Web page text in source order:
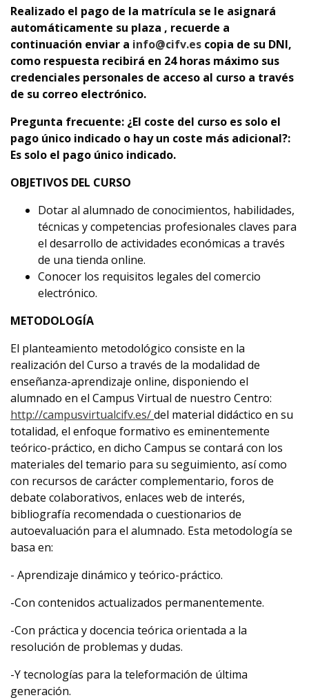
Realizado el pago de la matrícula se le asignará
automáticamente su plaza , recuerde a
continuación enviar a info@cifv.es copia de su DNI,
como respuesta recibirá en 24 horas máximo sus
credenciales personales de acceso al curso a través
de su correo electrónico.
Pregunta frecuente: ¿El coste del curso es solo el
pago único indicado o hay un coste más adicional?:
Es solo el pago único indicado.
OBJETIVOS DEL CURSO
Dotar al alumnado de conocimientos, habilidades,
técnicas y competencias profesionales claves para
el desarrollo de actividades económicas a través
de una tienda online.
Conocer los requisitos legales del comercio
electrónico.
METODOLOGÍA
El planteamiento metodológico consiste en la
realización del Curso a través de la modalidad de
enseñanza-aprendizaje online, disponiendo el
alumnado en el Campus Virtual de nuestro Centro:
http://campusvirtualcifv.es/del material didáctico en su
totalidad, el enfoque formativo es eminentemente
teórico-práctico, en dicho Campus se contará con los
materiales del temario para su seguimiento, así como
con recursos de carácter complementario, foros de
debate colaborativos, enlaces web de interés,
bibliografía recomendada o cuestionarios de
autoevaluación para el alumnado. Esta metodología se
basa en:
- Aprendizaje dinámico y teórico-práctico.
-Con contenidos actualizados permanentemente.
-Con práctica y docencia teórica orientada a la
resolución de problemas y dudas.
-Y tecnologías para la teleformación de última
generación.